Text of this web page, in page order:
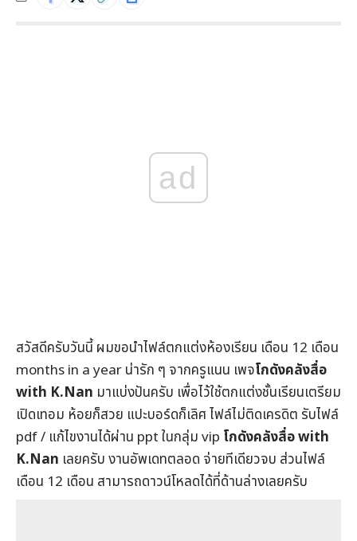
ad
สวัสดีครับวันนี้ ผมขอนำไฟล์ตกแต่งห้องเรียน เดือน 12 เดือน
months in a year น่ารัก ๆ จากครูแนน เพจโกดังคลังสื่อ
with K.Nan มาแบ่งปันครับ เพื่อไว้ใช้ตกแต่งชั้นเรียนเตรียม
เปิดเทอม ห้อยก็สวย แปะบอร์ดก็เลิศ ไฟล์ไม่ติดเครดิต รับไฟล์
pdf / แก้ไขงานได้ผ่าน ppt ในกลุ่ม vip โกดังคลังสื่อ with
K.Nan เลยครับ งานอัพเดทตลอด จ่ายทีเดียวจบ ส่วนไฟล์
เดือน 12 เดือน สามารถดาวน์โหลดได้ที่ด้านล่างเลยครับ